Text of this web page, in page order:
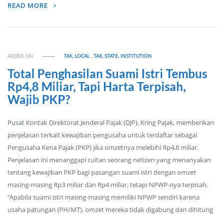
READ MORE
ADDED ON TAX, LOCAL,TAX, STATE, INSTITUTION
Total Penghasilan Suami Istri Tembus
Rp4,8 Miliar, Tapi Harta Terpisah,
Wajib PKP?
Pusat Kontak Direktorat Jenderal Pajak (DJP), Kring Pajak, memberikan
penjelasan terkait kewajiban pengusaha untuk terdaftar sebagai
Pengusaha Kena Pajak (PKP) jika omzetnya melebihi Rp4,8 miliar.
Penjelasan ini menanggapi cuitan seorang netizen yang menanyakan
tentang kewajiban PKP bagi pasangan suami istri dengan omzet
masing-masing Rp3 miliar dan Rp4 miliar, tetapi NPWP-nya terpisah.
“Apabila suami istri masing-masing memiliki NPWP sendiri karena
usaha patungan (PH/MT), omzet mereka tidak digabung dan dihitung